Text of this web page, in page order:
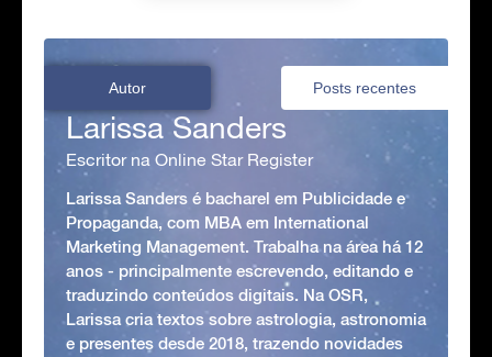
Autor Posts recentes
Larissa Sanders
Escritor na Online Star Register
Larissa Sanders é bacharel em Publicidade e
Propaganda, com MBA em International
Marketing Management. Trabalha na área há 12
anos - principalmente escrevendo, editando e
traduzindo conteúdos digitais. Na OSR,
Larissa cria textos sobre astrologia, astronomia
e presentes desde 2018, trazendo novidades